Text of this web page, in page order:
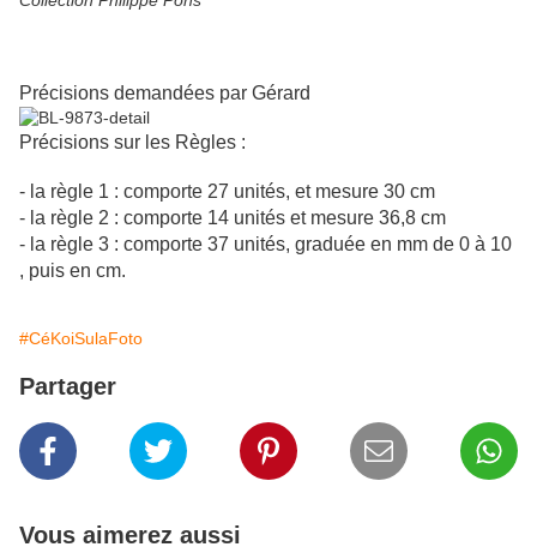
Précisions demandées par Gérard
Précisions sur les Règles :
- la règle 1 : comporte 27 unités, et mesure 30 cm
- la règle 2 : comporte 14 unités et mesure 36,8 cm
- la règle 3 : comporte 37 unités, graduée en mm de 0 à 10
, puis en cm.
#CéKoiSulaFoto
Partager
Vous aimerez aussi